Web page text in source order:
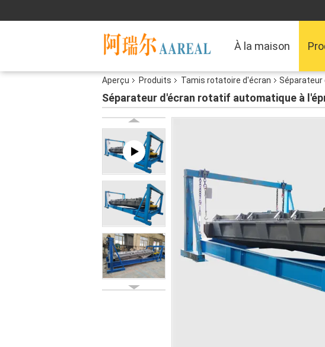
À la maison
Aperçu Produits Tamis rotatoire d'écran Séparateur
Séparateur d'écran rotatif automatique à